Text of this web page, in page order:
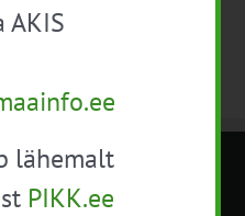
AKIS
lähemalt
PIKK.ee